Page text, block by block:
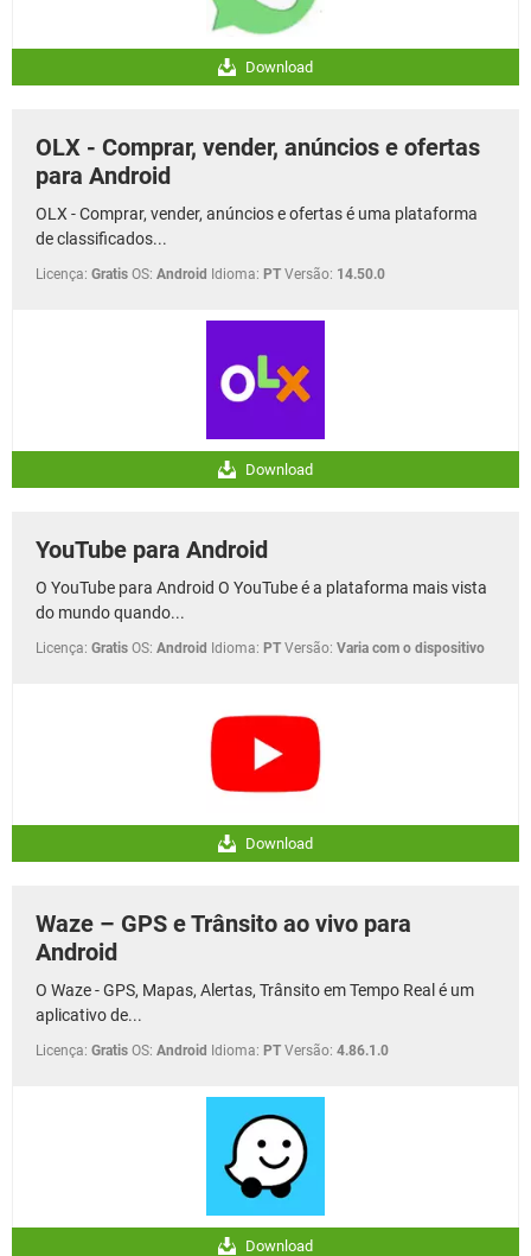
Download
OLX - Comprar, vender, anúncios e ofertas
para Android
OLX - Comprar, vender, anúncios e ofertas é uma plataforma
de classificados...
Licença: Gratis OS: Android Idioma: PT Versão: 14.50.0
Download
YouTube para Android
O YouTube para Android O YouTube é a plataforma mais vista
do mundo quando...
Licença: Gratis OS: Android Idioma: PT Versão: Varia com o dispositivo
Download
Waze – GPS e Trânsito ao vivo para
Android
O Waze - GPS, Mapas, Alertas, Trânsito em Tempo Real é um
aplicativo de...
Licença: Gratis OS: Android Idioma: PT Versão: 4.86.1.0
Download